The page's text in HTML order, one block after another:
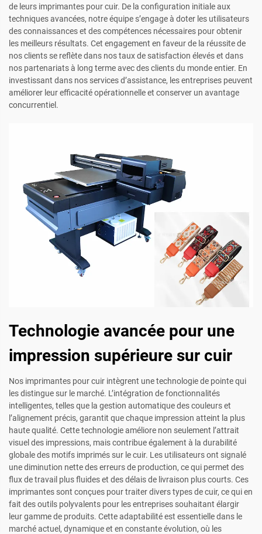
de leurs imprimantes pour cuir. De la configuration initiale aux
techniques avancées, notre équipe s’engage à doter les utilisateurs
des connaissances et des compétences nécessaires pour obtenir
les meilleurs résultats. Cet engagement en faveur de la réussite de
nos clients se reflète dans nos taux de satisfaction élevés et dans
nos partenariats à long terme avec des clients du monde entier. En
investissant dans nos services d’assistance, les entreprises peuvent
améliorer leur efficacité opérationnelle et conserver un avantage
concurrentiel.
Technologie avancée pour une
impression supérieure sur cuir
Nos imprimantes pour cuir intègrent une technologie de pointe qui
les distingue sur le marché. L’intégration de fonctionnalités
intelligentes, telles que la gestion automatique des couleurs et
l’alignement précis, garantit que chaque impression atteint la plus
haute qualité. Cette technologie améliore non seulement l’attrait
visuel des impressions, mais contribue également à la durabilité
globale des motifs imprimés sur le cuir. Les utilisateurs ont signalé
une diminution nette des erreurs de production, ce qui permet des
flux de travail plus fluides et des délais de livraison plus courts. Ces
imprimantes sont conçues pour traiter divers types de cuir, ce qui en
fait des outils polyvalents pour les entreprises souhaitant élargir
leur gamme de produits. Cette adaptabilité est essentielle dans le
marché actuel, dynamique et en constante évolution, où les